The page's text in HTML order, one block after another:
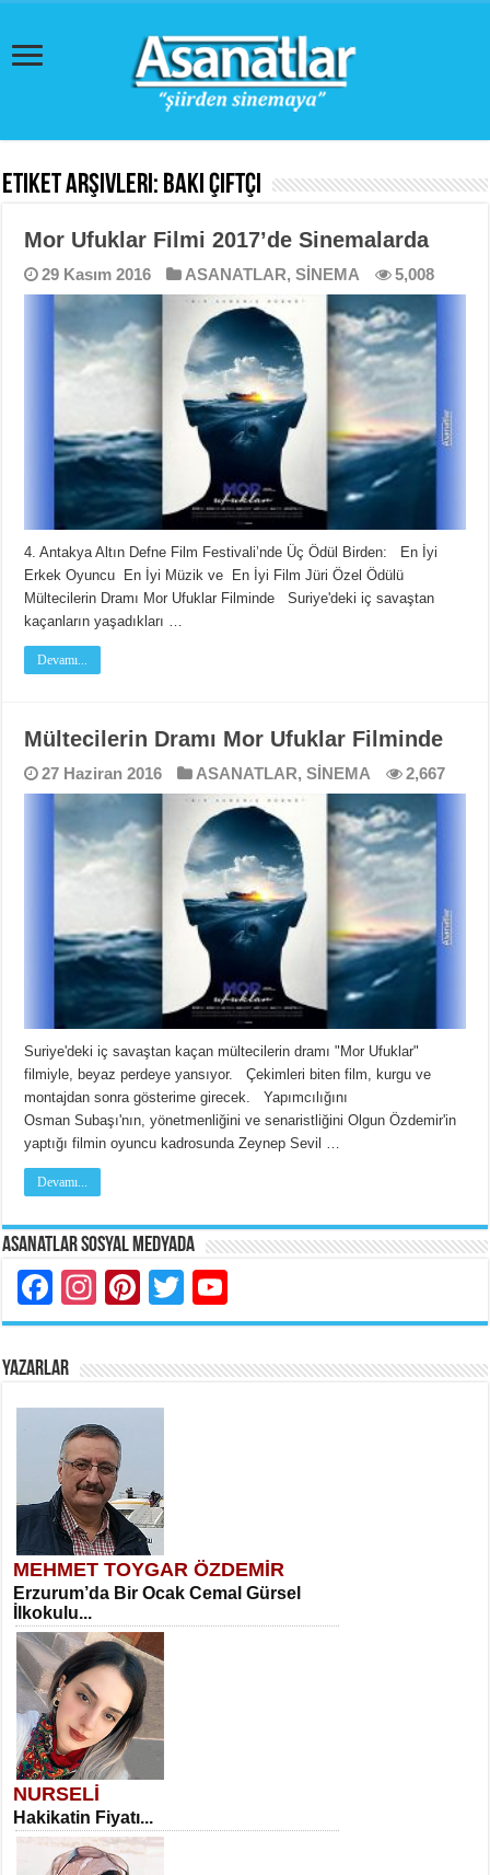
Etiket Arşivleri: Baki Çiftçi
Mor Ufuklar Filmi 2017’de Sinemalarda
29 Kasım 2016 ASANATLAR,SİNEMA 5,008
4. Antakya Altın Defne Film Festivali’nde Üç Ödül Birden: En İyi
Erkek Oyuncu En İyi Müzik ve En İyi Film Jüri Özel Ödülü
Mültecilerin Dramı Mor Ufuklar Filminde Suriye'deki iç savaştan
kaçanların yaşadıkları …
Devamı...
Mültecilerin Dramı Mor Ufuklar Filminde
27 Haziran 2016 ASANATLAR,SİNEMA 2,667
Suriye'deki iç savaştan kaçan mültecilerin dramı "Mor Ufuklar"
filmiyle, beyaz perdeye yansıyor. Çekimleri biten film, kurgu ve
montajdan sonra gösterime girecek. Yapımcılığını
Osman Subaşı'nın, yönetmenliğini ve senaristliğini Olgun Özdemir'in
yaptığı filmin oyuncu kadrosunda Zeynep Sevil …
Devamı...
Asanatlar Sosyal Medyada
Facebook
Instagram
Pinterest
Twitter
YAZARLAR
MEHMET TOYGAR ÖZDEMİR
Erzurum’da Bir Ocak Cemal Gürsel
İlkokulu...
NURSELİ
Hakikatin Fiyatı...